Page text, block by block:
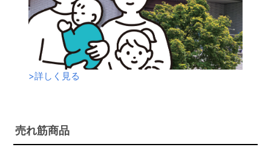
>詳しく見る
売れ筋商品